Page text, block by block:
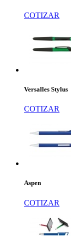
COTIZAR
Versalles Stylus
COTIZAR
Aspen
COTIZAR